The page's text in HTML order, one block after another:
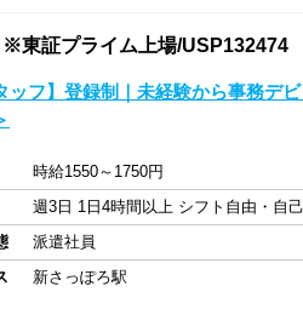
東証プライム上場/USP132474
ッフ】登録制｜未経験から事務デ
時給1550～1750円
週3日 1日4時間以上 シフト自由・自
派遣社員
新さっぽろ駅